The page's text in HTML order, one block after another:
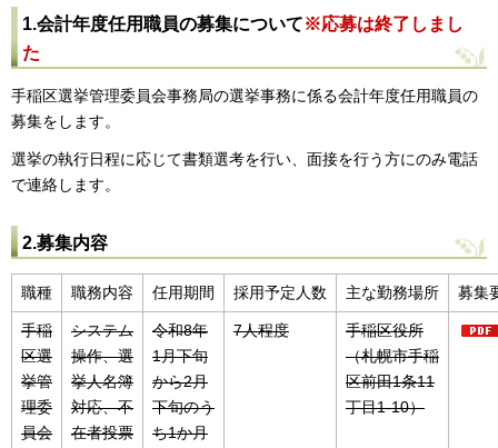
1.会計年度任用職員の募集について※応募は終了しまし
た
手稲区選挙管理委員会事務局の選挙事務に係る会計年度任用職員の
募集をします。
選挙の執行日程に応じて書類選考を行い、面接を行う方にのみ電話
で連絡します。
2.募集内容
職種 職務内容 任用期間 採用予定人数 主な勤務場所 募集
手稲
区選
挙管
理委
員会
システム
操作、選
挙人名簿
対応、不
在者投票
令和8年
1月下旬
から2月
下旬のう
ち1か月
7人程度
手稲区役所
（札幌市手稲
区前田1条11
丁目1-10）